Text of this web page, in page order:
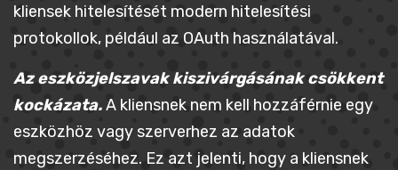
kliensek hitelesítését modern hitelesítési
protokollok, például az OAuth használatával.
Az eszközjelszavak kiszivárgásának csökkent
kockázata.A kliensnek nem kell hozzáférnie egy
eszközhöz vagy szerverhez az adatok
megszerzéséhez. Ez azt jelenti, hogy a kliensnek